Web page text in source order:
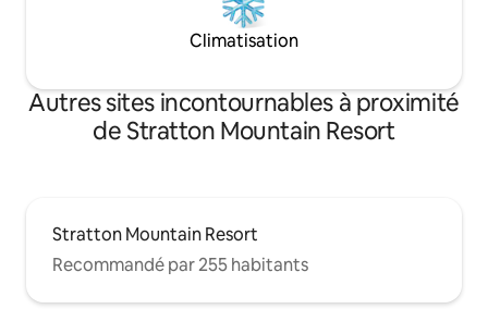
Climatisation
Autres sites incontournables à proximité
de Stratton Mountain Resort
Stratton Mountain Resort
Recommandé par 255 habitants